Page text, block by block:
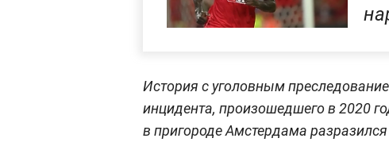
История с уголовным
инцидента, произошедшего в 2020
в пригороде Амстердама